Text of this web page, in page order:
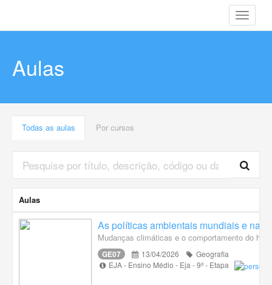
Toggle
Aulas
Todas as aulas Por cursos
Aulas
As políticas ambientais mundiais e
Mudanças climáticas e o comportamento do
GE07 13/04/2026
Geografia
EJA - Ensino Médio - Eja - 9ª - Etapa